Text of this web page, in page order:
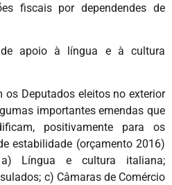
fiscais por dependendes de
de apoio à língua e à cultura
os Deputados eleitos no exterior
importantes emendas que
positivamente para os
estabilidade (orçamento 2016)
Língua e cultura italiana;
c) Câmaras de Comércio